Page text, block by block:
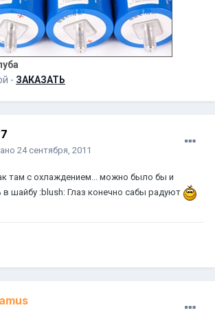
- ЗАКАЗАТЬ
24 сентября, 2011
там с охлаждением... можно было бы и
шайбу :blush: Глаз конечно сабы радуют